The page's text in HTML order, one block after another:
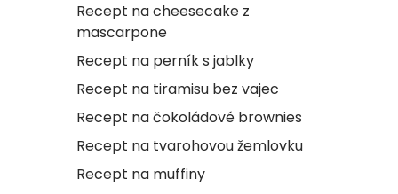
Recept na cheesecake z
mascarpone
Recept na perník s jablky
Recept na tiramisu bez vajec
Recept na čokoládové brownies
Recept na tvarohovou žemlovku
Recept na muffiny